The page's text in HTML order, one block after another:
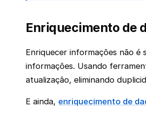
Enriquecimento de
Enriquecer informações não é
informações. Usando
atualização, eliminando
E ainda, enriquecimento de